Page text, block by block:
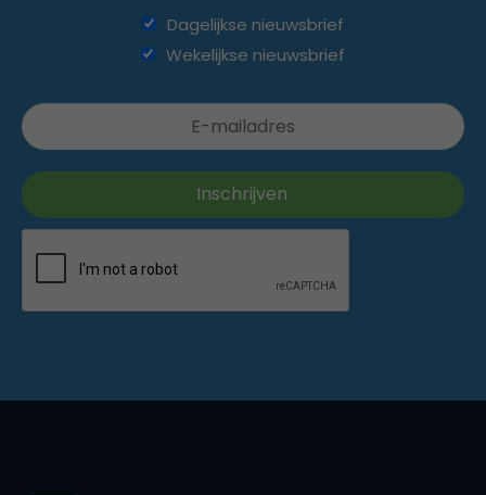
Dagelijkse nieuwsbrief
Wekelijkse nieuwsbrief